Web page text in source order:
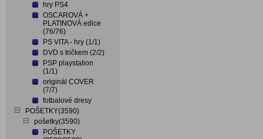
hry PS4
OSCAROVÁ +
PLATINOVÁ edice
(76/76)
PS VITA - hry (1/1)
DVD s tričkem (2/2)
PSP playstation
(1/1)
originál COVER
(7/7)
fotbalové dresy
POŠETKY(3590)
pošetky(3590)
POŠETKY